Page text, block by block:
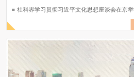
社科界学习贯彻习近平文化思想座谈会在京举